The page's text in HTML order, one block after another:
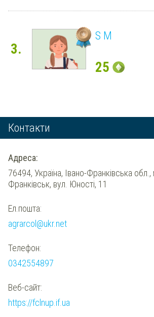
3.
S M
25
Контакти
Адреса:
76494, Україна, Івано-Франківська обл.,
Франківськ, вул. Юності, 11
Ел.пошта:
agrarcol@ukr.net
Телефон:
0342554897
Веб-сайт:
https://fclnup.if.ua